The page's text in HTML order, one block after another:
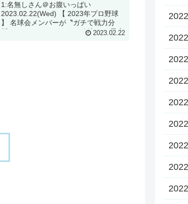
1:名無しさん＠お腹いっぱい
2023.02.22(Wed) 【 2023年プロ野球
】 名球会メンバーが〝ガチで戦力分
析〟してみた！セ・リーグ 編 ＜ 日本
2023.02.22